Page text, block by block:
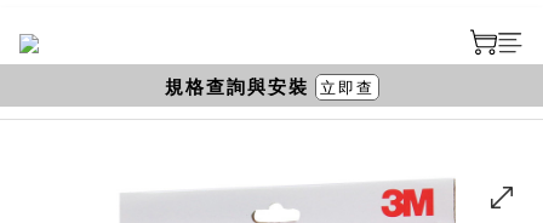
規格查詢與安裝 立即查